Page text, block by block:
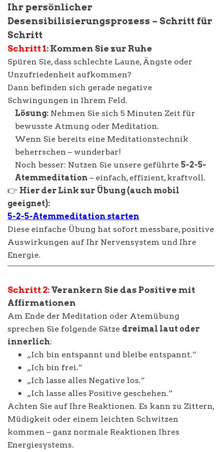
Ihr persönlicher
Desensibilisierungsprozess – Schritt für
Schritt
Schritt 1: Kommen Sie zur Ruhe
Spüren Sie, dass schlechte Laune, Ängste oder
Unzufriedenheit aufkommen?
Dann befinden sich gerade negative
Schwingungen in Ihrem Feld.
Lösung: Nehmen Sie sich 5 Minuten Zeit für
bewusste Atmung oder Meditation.
Wenn Sie bereits eine Meditationstechnik
beherrschen – wunderbar!
Noch besser: Nutzen Sie unsere geführte 5-2-5-
Atemmeditation – einfach, effizient, kraftvoll.
👉 Hier der Link zur Übung (auch mobil
geeignet):
5-2-5-Atemmeditation starten
Diese einfache Übung hat sofort messbare, positive
Auswirkungen auf Ihr Nervensystem und Ihre
Energie.
Schritt 2:Verankern Sie das Positive mit
Affirmationen
Am Ende der Meditation oder Atemübung
sprechen Sie folgende Sätze dreimal laut oder
innerlich:
„Ich bin entspannt und bleibe entspannt.“
„Ich bin frei.“
„Ich lasse alles Negative los.“
„Ich lasse alles Positive geschehen.“
Achten Sie auf Ihre Reaktionen. Es kann zu Zittern,
Müdigkeit oder einem leichten Schwitzen
kommen – ganz normale Reaktionen Ihres
Energiesystems.